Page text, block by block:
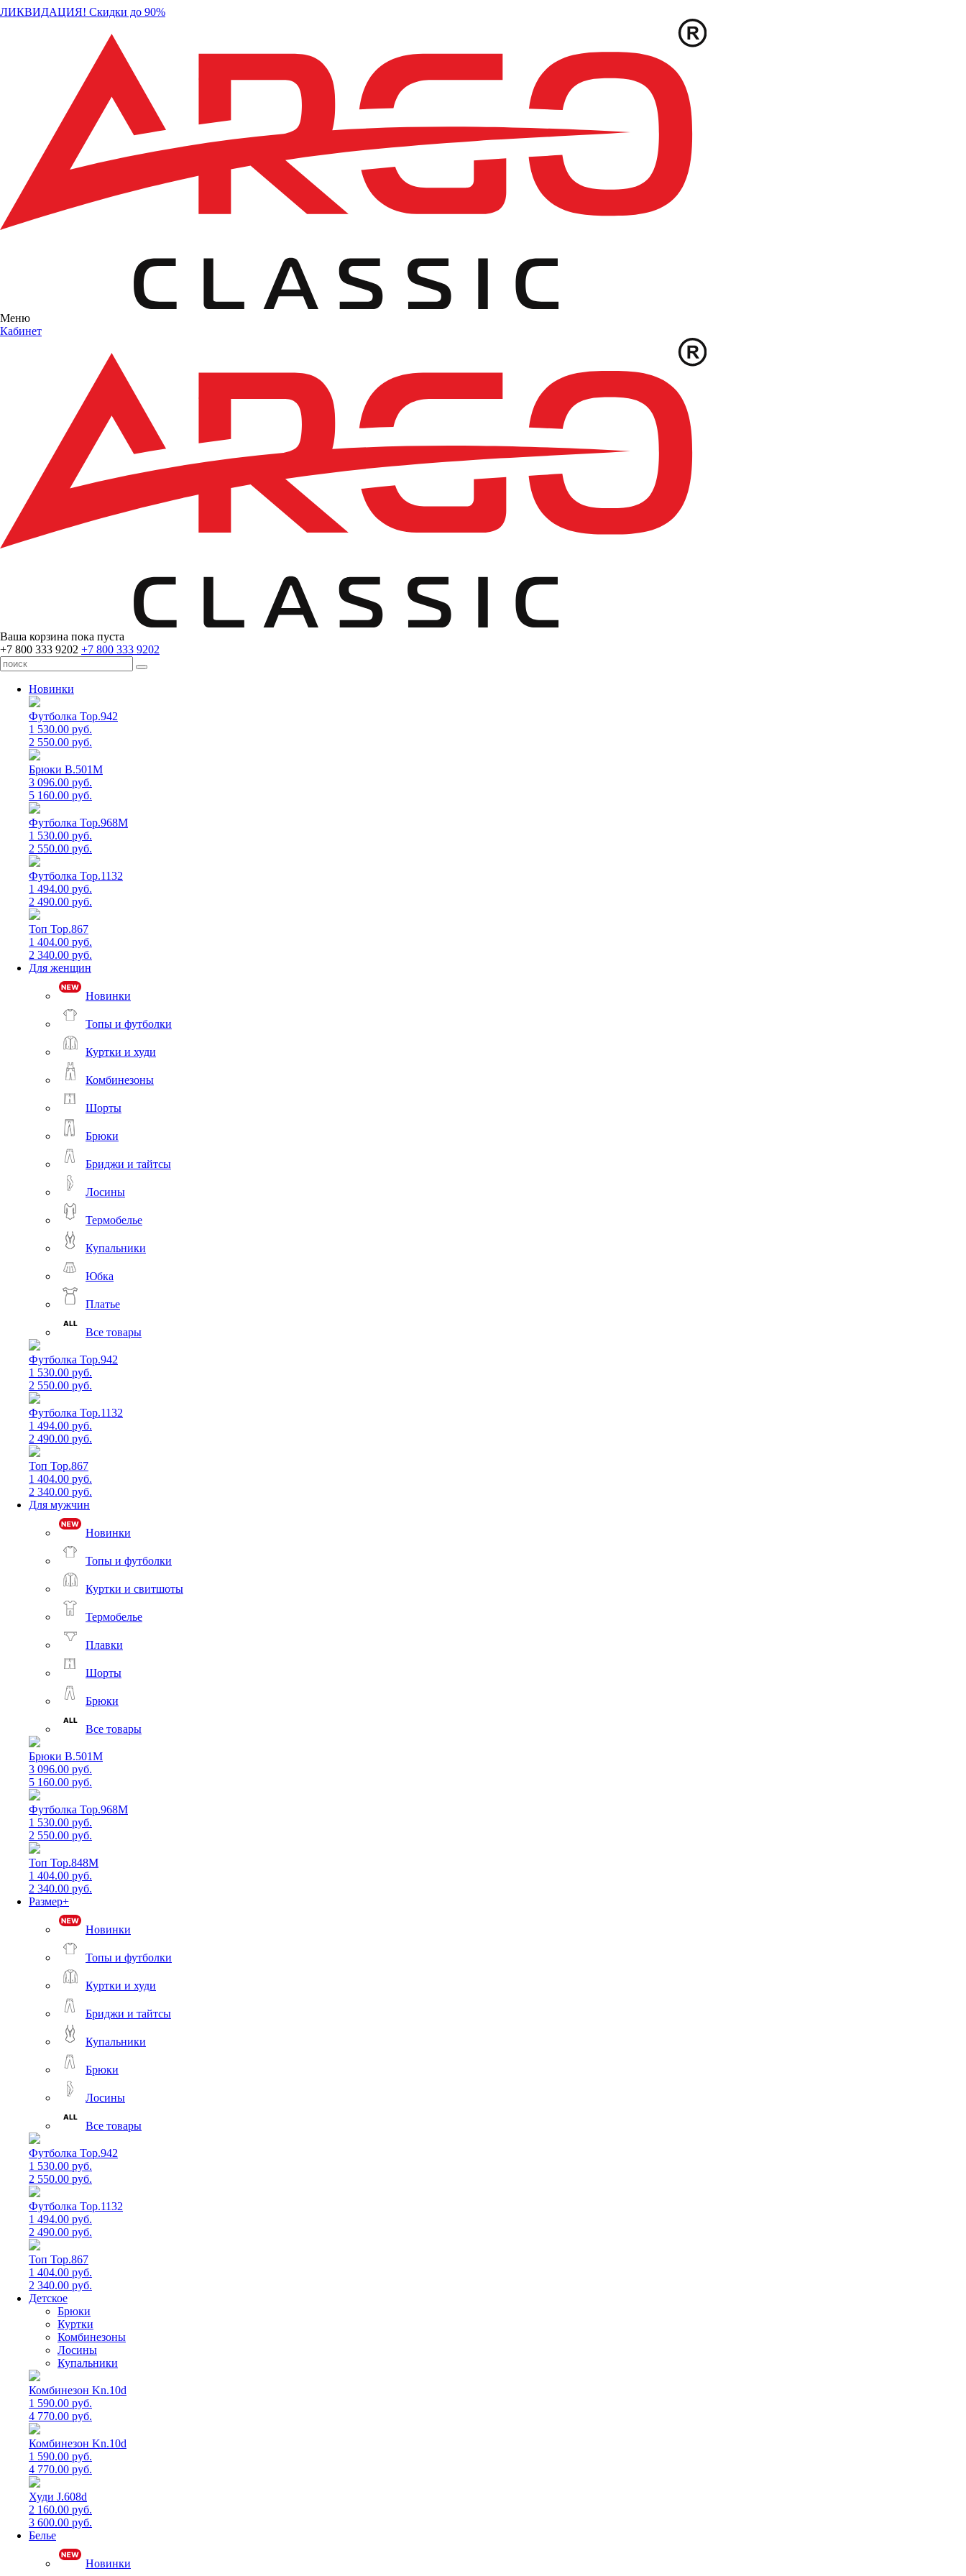
ЛИКВИДАЦИЯ! Скидки до 90%
Меню
Кабинет
Ваша корзина пока пуста
+7 800 333 9202 +7 800 333 9202
Новинки
Футболка Top.942
1 530.00 руб.
2 550.00 руб.
Брюки B.501M
3 096.00 руб.
5 160.00 руб.
Футболка Top.968M
1 530.00 руб.
2 550.00 руб.
Футболка Top.1132
1 494.00 руб.
2 490.00 руб.
Топ Top.867
1 404.00 руб.
2 340.00 руб.
Для женщин
Новинки
Топы и футболки
Куртки и худи
Комбинезоны
Шорты
Брюки
Бриджи и тайтсы
Лосины
Термобелье
Купальники
Юбка
Платье
Все товары
Футболка Top.942
1 530.00 руб.
2 550.00 руб.
Футболка Top.1132
1 494.00 руб.
2 490.00 руб.
Топ Top.867
1 404.00 руб.
2 340.00 руб.
Для мужчин
Новинки
Топы и футболки
Куртки и свитшоты
Термобелье
Плавки
Шорты
Брюки
Все товары
Брюки B.501M
3 096.00 руб.
5 160.00 руб.
Футболка Top.968M
1 530.00 руб.
2 550.00 руб.
Топ Top.848M
1 404.00 руб.
2 340.00 руб.
Размер+
Новинки
Топы и футболки
Куртки и худи
Бриджи и тайтсы
Купальники
Брюки
Лосины
Все товары
Футболка Top.942
1 530.00 руб.
2 550.00 руб.
Футболка Top.1132
1 494.00 руб.
2 490.00 руб.
Топ Top.867
1 404.00 руб.
2 340.00 руб.
Детское
Брюки
Куртки
Комбинезоны
Лосины
Купальники
Комбинезон Kn.10d
1 590.00 руб.
4 770.00 руб.
Комбинезон Kn.10d
1 590.00 руб.
4 770.00 руб.
Худи J.608d
2 160.00 руб.
3 600.00 руб.
Белье
Новинки